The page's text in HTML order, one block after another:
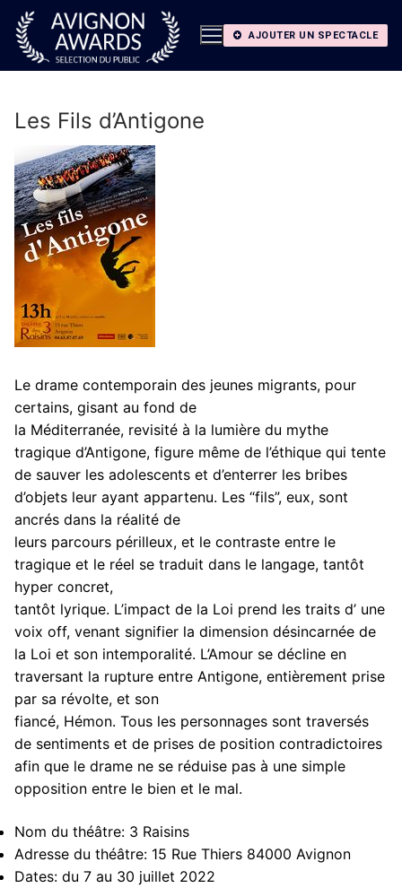
Aller
contenu
AJOUTER UN SPECTACLE
Les Fils d’Antigone
Le drame contemporain des jeunes migrants, pour
certains, gisant au fond de
la Méditerranée, revisité à la lumière du mythe
tragique d’Antigone, figure même de l’éthique qui tente
de sauver les adolescents et d’enterrer les bribes
d’objets leur ayant appartenu. Les “fils”, eux, sont
ancrés dans la réalité de
leurs parcours périlleux, et le contraste entre le
tragique et le réel se traduit dans le langage, tantôt
hyper concret,
tantôt lyrique. L’impact de la Loi prend les traits d’ une
voix off, venant signifier la dimension désincarnée de
la Loi et son intemporalité. L’Amour se décline en
traversant la rupture entre Antigone, entièrement prise
par sa révolte, et son
fiancé, Hémon. Tous les personnages sont traversés
de sentiments et de prises de position contradictoires
afin que le drame ne se réduise pas à une simple
opposition entre le bien et le mal.
Nom du théâtre: 3 Raisins
Adresse du théâtre: 15 Rue Thiers 84000 Avignon
Dates: du 7 au 30 juillet 2022